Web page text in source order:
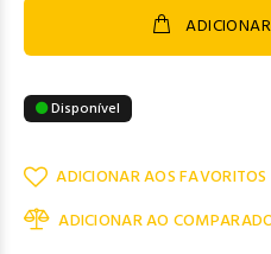
Disponível
ADICIONAR AOS FAVORITOS
ADICIONAR AO